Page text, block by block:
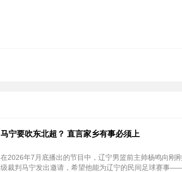
马宁要吹东北超？ 直言家乡有事必须上
在2026年7月底播出的节目中，辽宁男篮前主帅杨鸣向刚
级裁判马宁发出邀请，希望他能为辽宁的民间足球赛事